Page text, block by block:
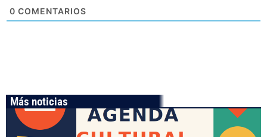
0 COMENTARIOS
Más noticias